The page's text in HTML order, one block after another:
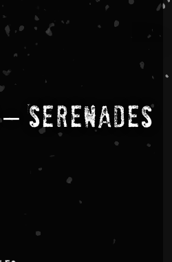
Serenades